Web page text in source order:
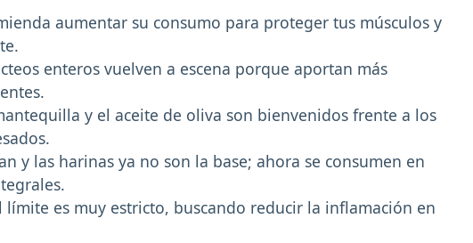
aumentar su consumo para proteger tus músculos y
enteros vuelven a escena porque aportan más
y el aceite de oliva son bienvenidos frente a los
y las harinas ya no son la base; ahora se consumen en
límite es muy estricto, buscando reducir la inflamación en